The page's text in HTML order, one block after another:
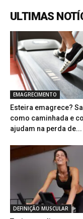
ULTIMAS
EMAGRECIMENTO
Esteira emagrece?
como caminhada e
ajudam na perda de...
DEFINIÇÃO MUSCULAR